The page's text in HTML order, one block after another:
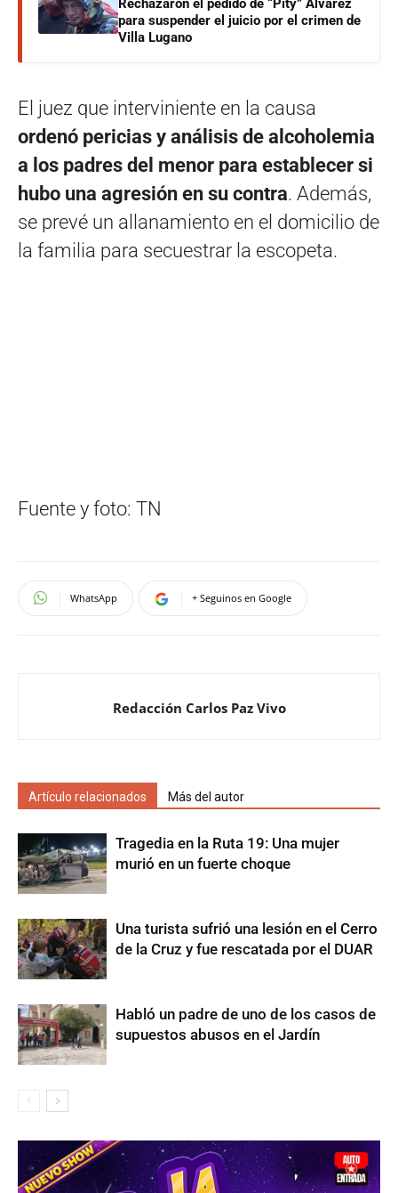
Rechazaron el pedido de “Pity” Álvarez
para suspender el juicio por el crimen de
Villa Lugano
El juez que interviniente en la causa
ordenó pericias y análisis de alcoholemia
a los padres del menor para establecer si
hubo una agresión en su contra. Además,
se prevé un allanamiento en el domicilio de
la familia para secuestrar la escopeta.
Fuente y foto: TN
WhatsApp + Seguinos en Google
Redacción Carlos Paz Vivo
Artículo relacionados Más del autor
Tragedia en la Ruta 19: Una mujer
murió en un fuerte choque
Una turista sufrió una lesión en el Cerro
de la Cruz y fue rescatada por el DUAR
Habló un padre de uno de los casos de
supuestos abusos en el Jardín